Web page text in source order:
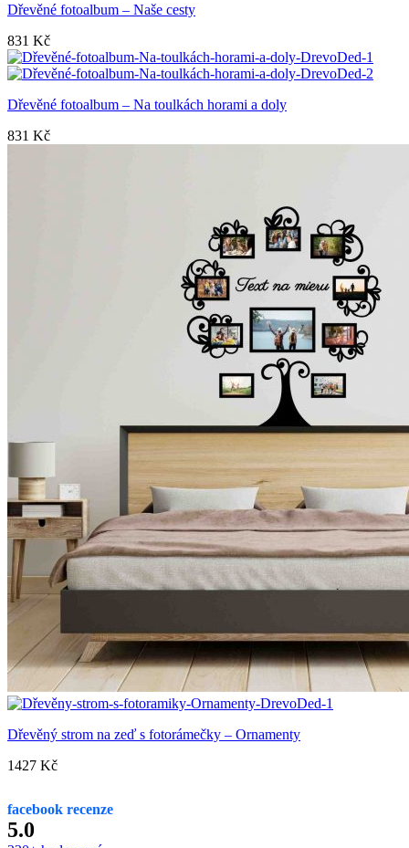
Dřevěné fotoalbum – Naše cesty
831 Kč
Dřevěné fotoalbum – Na toulkách horami a doly
831 Kč
Dřevěný strom na zeď s fotorámečky – Ornamenty
1427 Kč
facebook recenze
5.0